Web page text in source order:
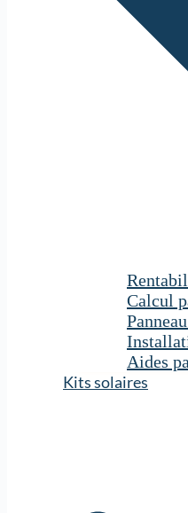
Calcul
Aides
Kits solaires